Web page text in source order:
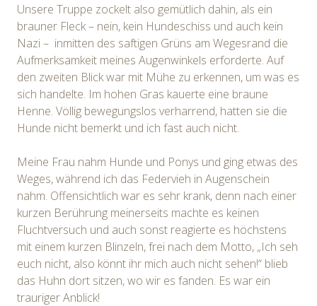
Unsere Truppe zockelt also gemütlich dahin, als ein
brauner Fleck – nein, kein Hundeschiss und auch kein
Nazi – inmitten des saftigen Grüns am Wegesrand die
Aufmerksamkeit meines Augenwinkels erforderte. Auf
den zweiten Blick war mit Mühe zu erkennen, um was es
sich handelte. Im hohen Gras kauerte eine braune
Henne. Völlig bewegungslos verharrend, hatten sie die
Hunde nicht bemerkt und ich fast auch nicht.
Meine Frau nahm Hunde und Ponys und ging etwas des
Weges, während ich das Federvieh in Augenschein
nahm. Offensichtlich war es sehr krank, denn nach einer
kurzen Berührung meinerseits machte es keinen
Fluchtversuch und auch sonst reagierte es höchstens
mit einem kurzen Blinzeln, frei nach dem Motto, „Ich seh
euch nicht, also könnt ihr mich auch nicht sehen!“ blieb
das Huhn dort sitzen, wo wir es fanden. Es war ein
trauriger Anblick!